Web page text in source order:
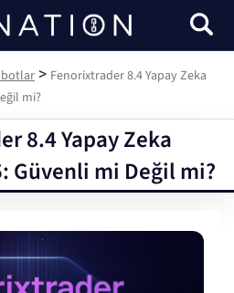
> Fenorixtrader 8.4 Yapay Zeka
mi?
8.4 Yapay Zeka
Güvenli mi Değil mi?